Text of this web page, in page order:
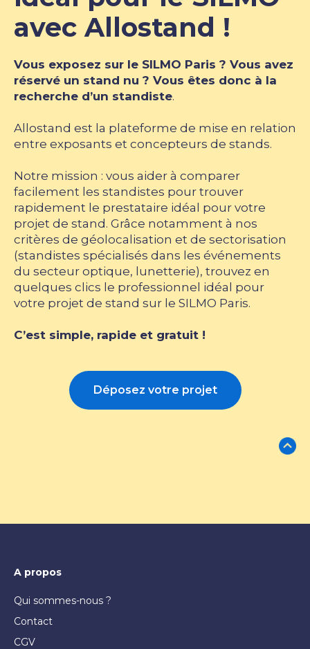
avec Allostand !
Vous exposez sur le SILMO Paris ? Vous avez
réservé un stand nu ? Vous êtes donc à la
recherche d’un standiste.
Allostand est la plateforme de mise en relation
entre exposants et concepteurs de stands.
Notre mission : vous aider à comparer
facilement les standistes pour trouver
rapidement le prestataire idéal pour votre
projet de stand. Grâce notamment à nos
critères de géolocalisation et de sectorisation
(standistes spécialisés dans les événements
du secteur optique, lunetterie), trouvez en
quelques clics le professionnel idéal pour
votre projet de stand sur le SILMO Paris.
C’est simple, rapide et gratuit !
Déposez votre projet
A propos
Qui sommes-nous ?
Contact
CGV